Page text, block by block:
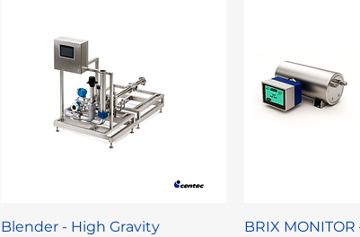
Blender - High Gravity
BRIX